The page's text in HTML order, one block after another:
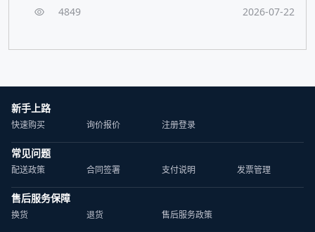
4849 2026-07-22
新手上路
快速购买 询价报价 注册登录
常见问题
配送政策 合同签署 支付说明 发票管理
售后服务保障
换货 退货 售后服务政策